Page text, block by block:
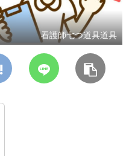
看護師七つ道具道具